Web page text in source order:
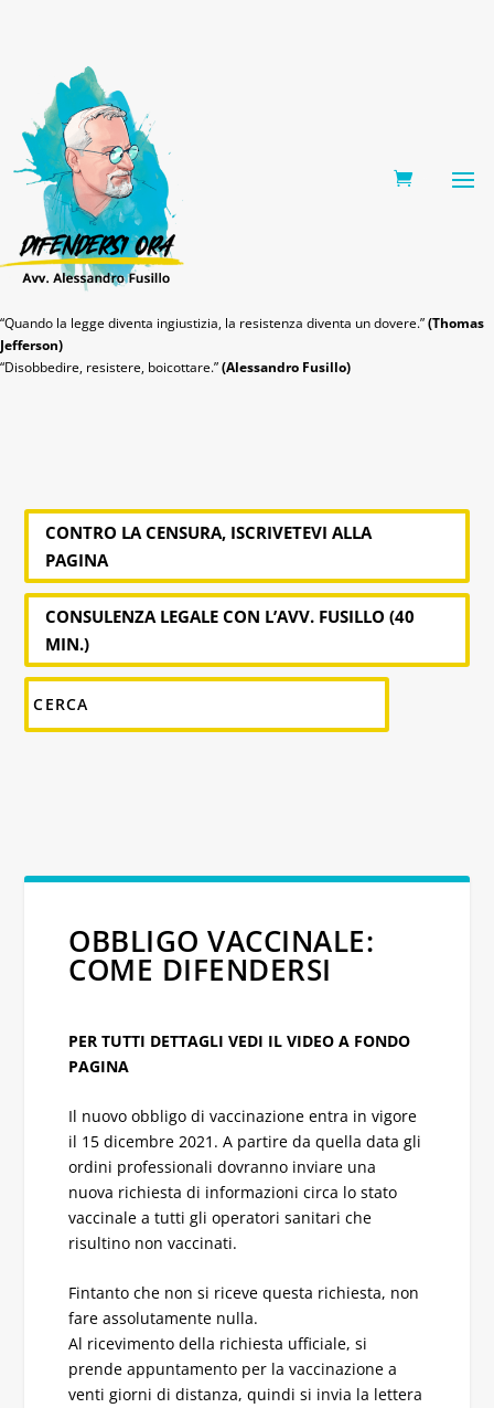
“Quando la legge diventa ingiustizia, la resistenza diventa un dovere.”(Thomas
Jefferson)
“Disobbedire, resistere, boicottare.”(Alessandro Fusillo)
CONTRO LA CENSURA, ISCRIVETEVI ALLA
PAGINA
CONSULENZA LEGALE CON L’AVV. FUSILLO (40
MIN.)
OBBLIGO VACCINALE:
COME DIFENDERSI
PER TUTTI DETTAGLI VEDI IL VIDEO A FONDO
PAGINA
Il nuovo obbligo di vaccinazione entra in vigore
il 15 dicembre 2021. A partire da quella data gli
ordini professionali dovranno inviare una
nuova richiesta di informazioni circa lo stato
vaccinale a tutti gli operatori sanitari che
risultino non vaccinati.
Fintanto che non si riceve questa richiesta, non
fare assolutamente nulla.
Al ricevimento della richiesta ufficiale, si
prende appuntamento per la vaccinazione a
venti giorni di distanza, quindi si invia la lettera